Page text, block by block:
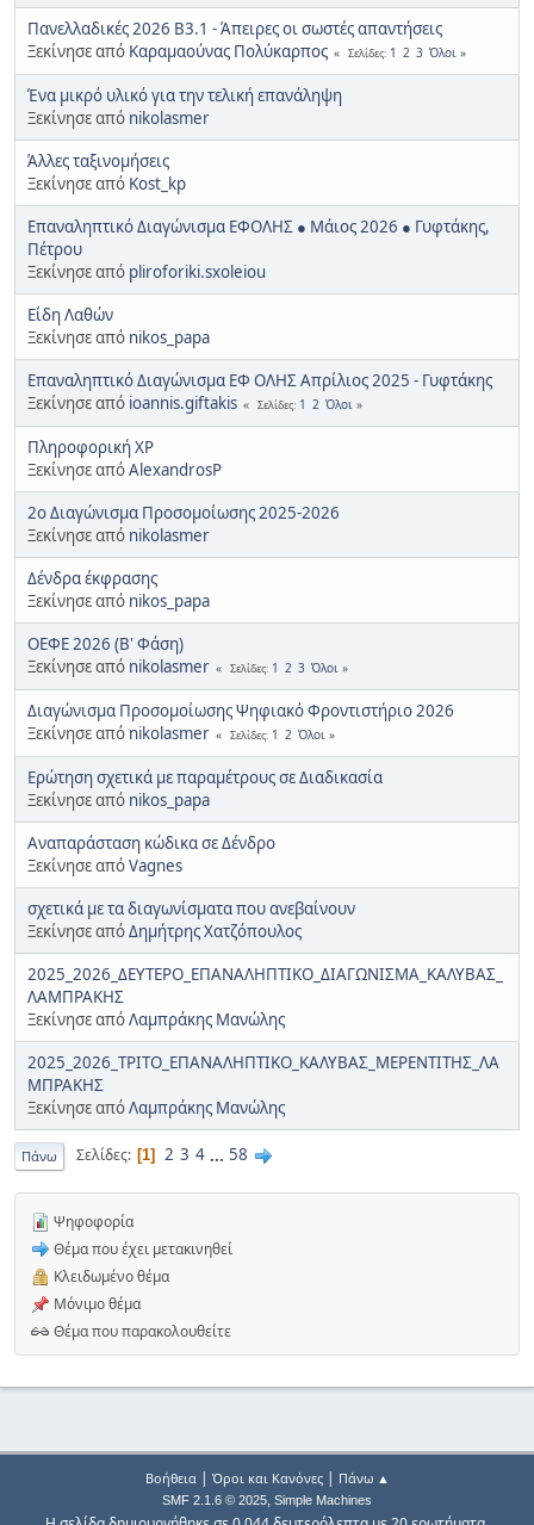
Πανελλαδικές 2026 Β3.1 - Άπειρες οι σωστές απαντήσεις
Ξεκίνησε από Καραμαούνας Πολύκαρπος Σελίδες 1 2 3 Όλοι
Ένα μικρό υλικό για την τελική επανάληψη
Ξεκίνησε από nikolasmer
Άλλες ταξινομήσεις
Ξεκίνησε από Kost_kp
Επαναληπτικό Διαγώνισμα ΕΦΟΛΗΣ ● Μάιος 2026 ● Γυφτάκης,
Πέτρου
Ξεκίνησε από pliroforiki.sxoleiou
Είδη Λαθών
Ξεκίνησε από nikos_papa
Επαναληπτικό Διαγώνισμα ΕΦ ΟΛΗΣ Απρίλιος 2025 - Γυφτάκης
Ξεκίνησε από ioannis.giftakis Σελίδες 1 2 Όλοι
Πληροφορική XP
Ξεκίνησε απόAlexandrosP
2ο Διαγώνισμα Προσομοίωσης 2025-2026
Ξεκίνησε από nikolasmer
Δένδρα έκφρασης
Ξεκίνησε από nikos_papa
ΟΕΦΕ 2026 (Β' Φάση)
Ξεκίνησε από nikolasmer Σελίδες 1 2 3 Όλοι
Διαγώνισμα Προσομοίωσης Ψηφιακό Φροντιστήριο 2026
Ξεκίνησε από nikolasmer Σελίδες 1 2 Όλοι
Ερώτηση σχετικά με παραμέτρους σε Διαδικασία
Ξεκίνησε από nikos_papa
Αναπαράσταση κώδικα σε Δένδρο
Ξεκίνησε απόVagnes
σχετικά με τα διαγωνίσματα που ανεβαίνουν
Ξεκίνησε απόΔημήτρης Χατζόπουλος
2025_2026_ΔΕΥΤΕΡΟ_ΕΠΑΝΑΛΗΠΤΙΚΟ_ΔΙΑΓΩΝΙΣΜΑ_ΚΑΛΥΒΑΣ_
ΛΑΜΠΡΑΚΗΣ
Ξεκίνησε απόΛαμπράκης Μανώλης
2025_2026_ΤΡΙΤΟ_ΕΠΑΝΑΛΗΠΤΙΚΟ_ΚΑΛΥΒΑΣ_ΜΕΡΕΝΤΙΤΗΣ_ΛΑ
ΜΠΡΑΚΗΣ
Ξεκίνησε απόΛαμπράκης Μανώλης
Πάνω Σελίδες 1 2 3 4 ... 58
Ψηφοφορία
Θέμα που έχει μετακινηθεί
Κλειδωμένο θέμα
Μόνιμο θέμα
Θέμα που παρακολουθείτε
Βοήθεια| Όροι και Κανόνες| Πάνω ▲
SMF 2.1.6 © 2025, Simple Machines